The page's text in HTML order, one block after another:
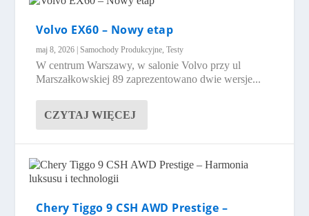
Volvo EX60 – Nowy etap
maj 8, 2026 |Samochody Produkcyjne,Testy
W centrum Warszawy, w salonie Volvo przy ul
Marszałkowskiej 89 zaprezentowano dwie wersje...
CZYTAJ WIĘCEJ
Chery Tiggo 9 CSH AWD Prestige –